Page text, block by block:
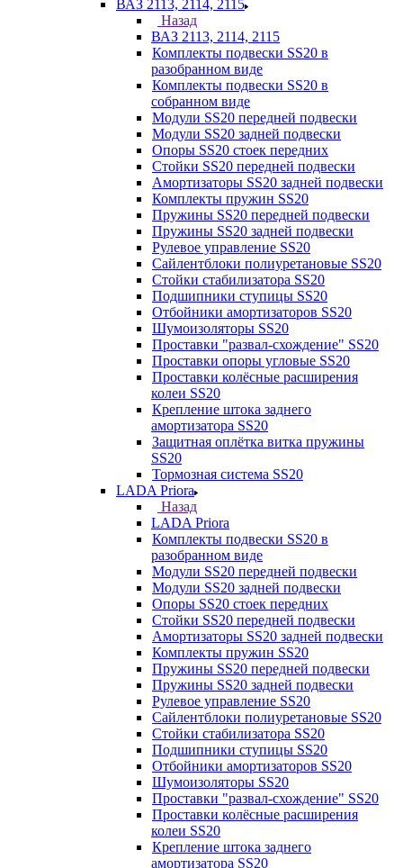
ВАЗ 2113, 2114, 2115
Назад
ВАЗ 2113, 2114, 2115
Комплекты подвески SS20 в
разобранном виде
Комплекты подвески SS20 в
собранном виде
Модули SS20 передней подвески
Модули SS20 задней подвески
Опоры SS20 стоек передних
Стойки SS20 передней подвески
Амортизаторы SS20 задней подвески
Комплекты пружин SS20
Пружины SS20 передней подвески
Пружины SS20 задней подвески
Рулевое управление SS20
Сайлентблоки полиуретановые SS20
Стойки стабилизатора SS20
Подшипники ступицы SS20
Отбойники амортизаторов SS20
Шумоизоляторы SS20
Проставки "развал-схождение" SS20
Проставки опоры угловые SS20
Проставки колёсные расширения
колеи SS20
Крепление штока заднего
амортизатора SS20
Защитная оплётка витка пружины
SS20
Тормозная система SS20
LADA Priora
Назад
LADA Priora
Комплекты подвески SS20 в
разобранном виде
Модули SS20 передней подвески
Модули SS20 задней подвески
Опоры SS20 стоек передних
Стойки SS20 передней подвески
Амортизаторы SS20 задней подвески
Комплекты пружин SS20
Пружины SS20 передней подвески
Пружины SS20 задней подвески
Рулевое управление SS20
Сайлентблоки полиуретановые SS20
Стойки стабилизатора SS20
Подшипники ступицы SS20
Отбойники амортизаторов SS20
Шумоизоляторы SS20
Проставки "развал-схождение" SS20
Проставки колёсные расширения
колеи SS20
Крепление штока заднего
амортизатора SS20